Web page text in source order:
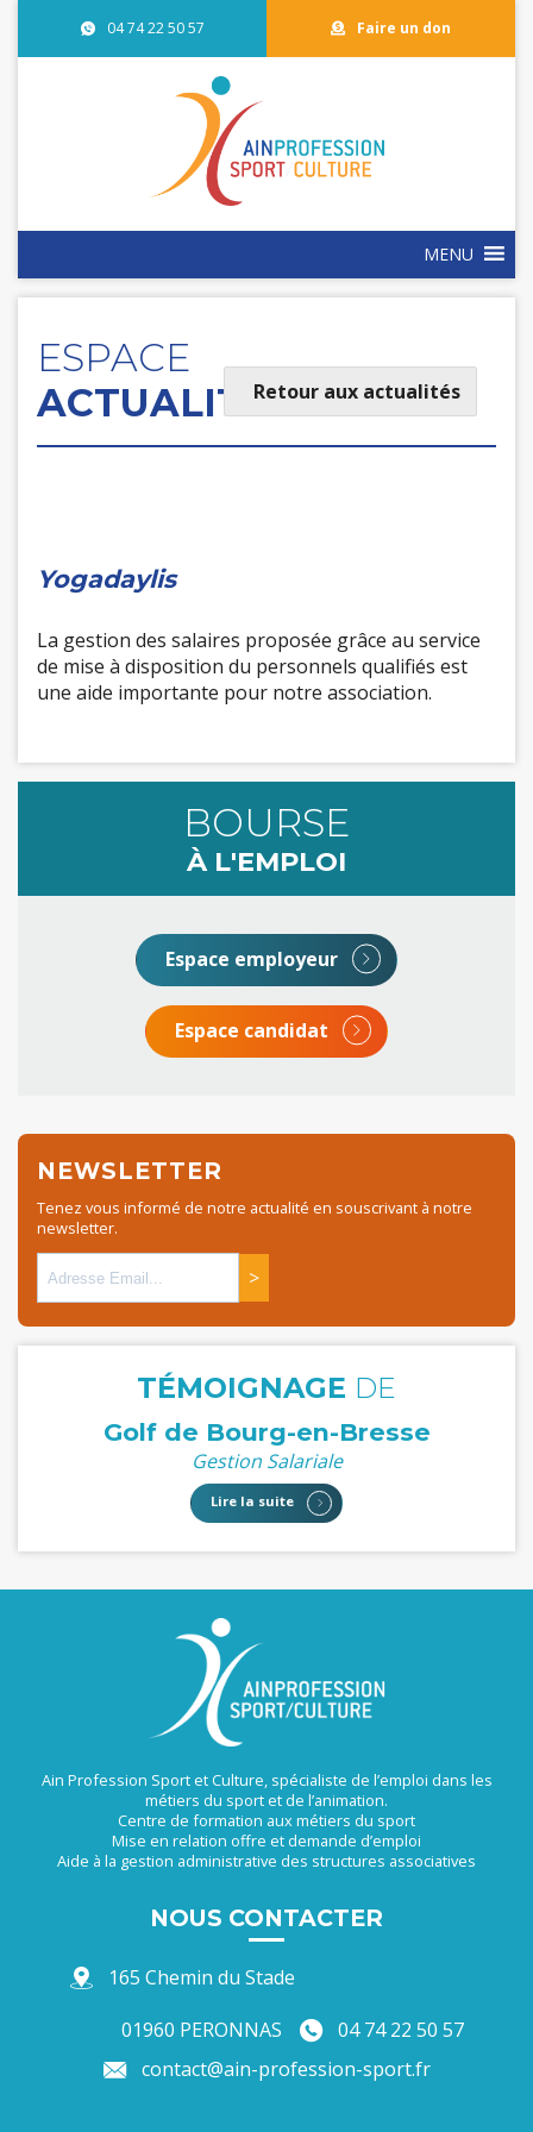
04 74 22 50 57 Faire un don
MENU
ESPACE
ACTUALITÉSRetour aux actualités
Yogadaylis
La gestion des salaires proposée grâce au service
de mise à disposition du personnels qualifiés est
une aide importante pour notre association.
BOURSE
À L'EMPLOI
Espace employeur
Espace candidat
NEWSLETTER
Tenez vous informé de notre actualité en souscrivant à notre
newsletter.
>
TÉMOIGNAGE DE
Golf de Bourg-en-Bresse
Gestion Salariale
Lire la suite
Ain Profession Sport et Culture, spécialiste de l’emploi dans les
métiers du sport et de l’animation.
Centre de formation aux métiers du sport
Mise en relation offre et demande d’emploi
Aide à la gestion administrative des structures associatives
NOUS CONTACTER
165 Chemin du Stade
01960 PERONNAS
04 74 22 50 57
contact@ain-profession-sport.fr